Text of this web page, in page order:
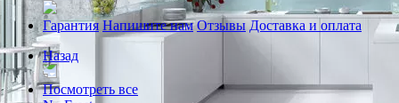
Гарантия Напишите нам Отзывы Доставка и оплата
Назад
Посмотреть все